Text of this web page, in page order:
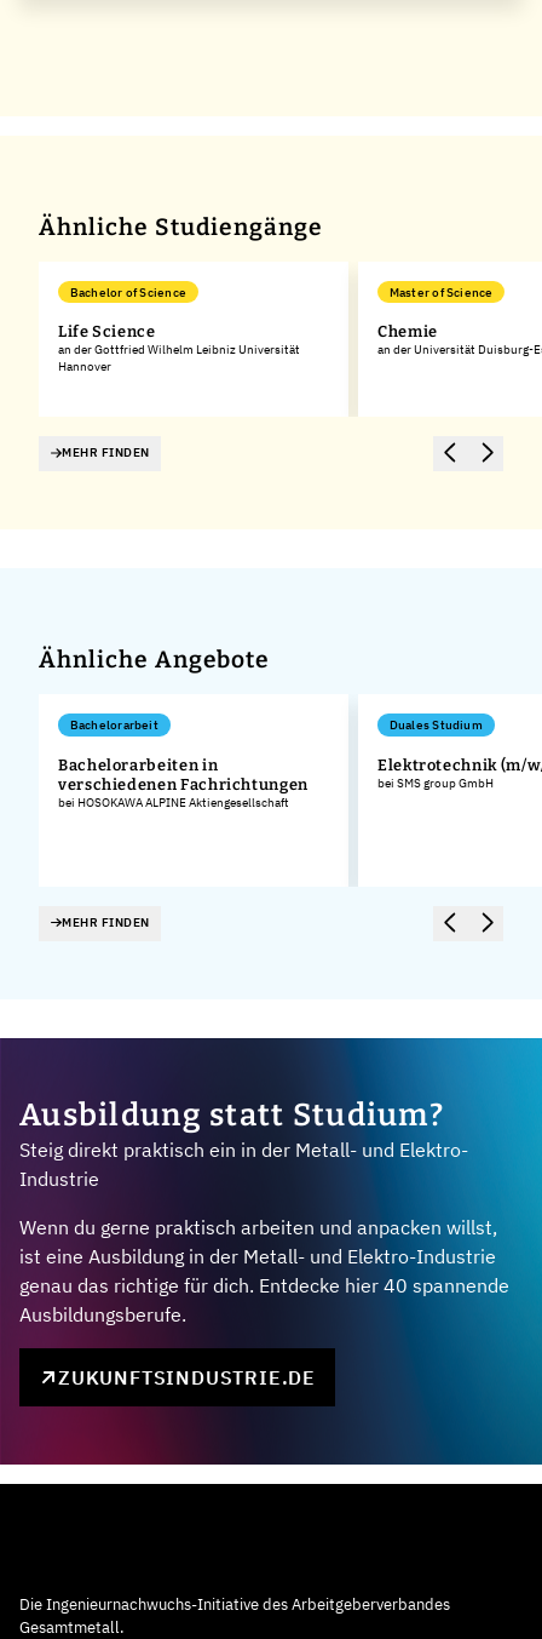
Ähnliche Studiengänge
Bachelor of Science
Life Science
an der Gottfried Wilhelm Leibniz Universität
Hannover
Master of Science
Chemie
an der Universität Duisburg-
MEHR FINDEN
Ähnliche Angebote
Bachelorarbeit
Bachelorarbeiten in
verschiedenen Fachrichtungen
bei HOSOKAWA ALPINE Aktiengesellschaft
Duales Studium
Elektrotechnik (m/
bei SMS group GmbH
MEHR FINDEN
Ausbildung statt Studium?
Steig direkt praktisch ein in der Metall- und Elektro-
Industrie
Wenn du gerne praktisch arbeiten und anpacken willst,
ist eine Ausbildung in der Metall- und Elektro-Industrie
genau das richtige für dich. Entdecke hier 40 spannende
Ausbildungsberufe.
ZUKUNFTSINDUSTRIE.DE
Die Ingenieurnachwuchs-Initiative des Arbeitgeberverbandes
Gesamtmetall.